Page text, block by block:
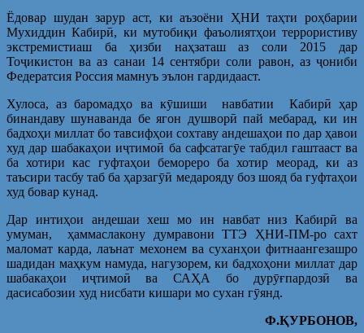
Ёдовар шудан зарур аст, ки аъзоёни ҲНИ таҳти роҳбарии
Мухиддин Кабирӣ, ки мутобиқи фаъолиятҳои террористиву
экстремистиаш ба ҳизби наҳзаташ аз соли 2015 дар
Тоҷикистон ва аз санаи 14 сентябри соли равон, аз ҷониби
Федератсия Россия мамнуъ эълон гардидааст.
Хулоса, аз баромадҳо ва кӯшиши навбатии Кабирӣ ҳар
бинандаву шунаванда бе ягон душворӣ пай мебарад, ки ин
бадхоҳи миллат бо тавсифҳои сохтаву андешаҳои по дар ҳавои
худ дар шабакаҳои иҷтимоӣ ба сафсатагӯе табдил гаштааст ва
ба хотири кас гуфтаҳои бемореро ба хотир меорад, ки аз
таъсири тасбу таб ба ҳарзагӯӣ медарояду боз шояд ба гуфтаҳои
худ бовар кунад.
Дар интиҳои андешаи хеш мо ин навбат низ Кабирӣ ва
умуман, ҳаммаслакону думравони ТТЭ ҲНИ-ПМ-ро сахт
маломат карда, лаънат мехонем ва суханҳои фитнаангезашро
шадидан маҳкум намуда, нагузорем, ки бадхоҳони миллат дар
шабакаҳои иҷтимоӣ ва САҲА бо дурӯғпардозӣ ва
дасисабозии худ нисбати кишари мо сухан гӯянд.
Ф.ҚУРБОНОВ,